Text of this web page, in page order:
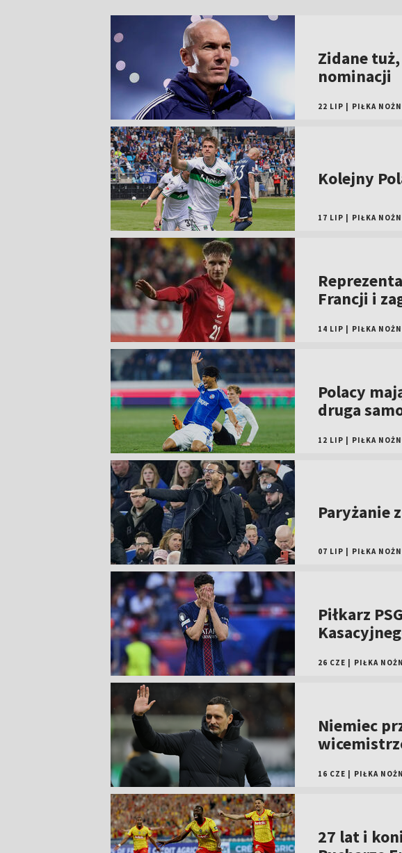
Zidane
nominacji
22 LIP PIŁKA
Kolejny
17 LIP PIŁKA
Francji i
14 LIP PIŁKA
Polacy
druga
12 LIP PIŁKA
Paryżanie
07 LIP PIŁKA
Piłkarz
26 CZE PIŁKA
Niemiec
16 CZE PIŁKA
27 lat i